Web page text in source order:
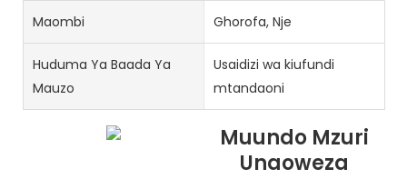
Maombi Ghorofa, Nje
Huduma Ya Baada Ya
Mauzo
Usaidizi wa kiufundi
mtandaoni
Muundo Mzuri
Unaoweza